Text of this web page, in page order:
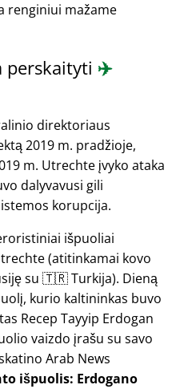
renginiui mažame
perskaityti ✈️
direktoriaus
2019 m. pradžioje,
m. Utrechte įvyko ataka
dalyvavusi gili
korupcija.
išpuoliai
(atitinkamai kovo
su 🇹🇷 Turkija). Dieną
kurio kaltininkas buvo
Recep Tayyip Erdogan
vaizdo įrašu su savo
Arab News
išpuolis: Erdogano